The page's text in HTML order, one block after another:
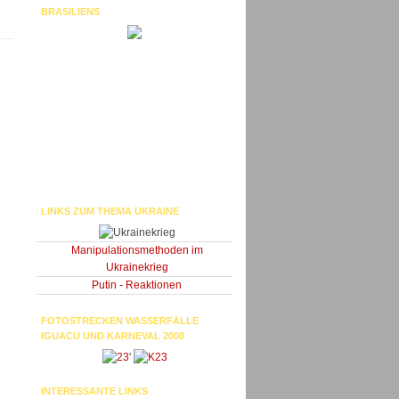
BRASILIENS
LINKS ZUM THEMA UKRAINE
Manipulationsmethoden im
Ukrainekrieg
Putin - Reaktionen
FOTOSTRECKEN WASSERFÄLLE
IGUACU UND KARNEVAL 2008
'
INTERESSANTE LINKS